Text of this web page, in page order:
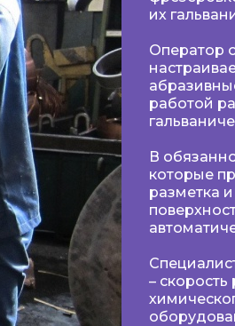
их
Оператор
работой
В
которые
разметка
–